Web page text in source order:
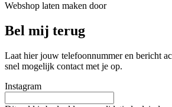
Webshop laten maken door
Bel mij terug
Laat hier jouw telefoonnummer en bericht
snel mogelijk contact met je op.
Instagram